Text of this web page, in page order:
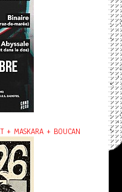
+ MASKARA + BOUCAN